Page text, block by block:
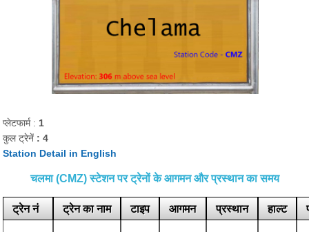
प्लेटफार्म : 1
कुल ट्रेनें : 4
Station Detail in English
चलमा (CMZ) स्टेशन पर ट्रेनों के आगमन और प्रस्थान का समय
ट्रेन नं ट्रेन का नाम टाइप आगमन प्रस्थान हाल्ट